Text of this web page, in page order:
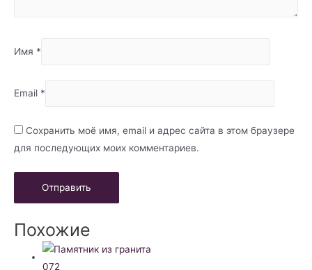
Имя *
Email *
Сохранить моё имя, email и адрес сайта в этом браузере
для последующих моих комментариев.
Похожие